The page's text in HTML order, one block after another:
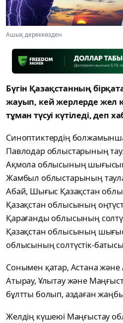
Ашық дереккөзден
Бүгін Қазақстанның
жауып, кей жерлерде жел
тұман түсуі күтіледі, деп
Синоптиктердің
Павлодар облыстарының
Ақмола облысының
Жамбыл облыстарының
Абай, Шығыс Қазақстан
Қазақстан облысының
Қарағанды облысының
Қазақстан облысының
облысының солтүстік-
Сонымен қатар, Астана
Атырау, Ұлытау және
бұлтты болып, аздаған
Желдің күшеюі Маңғыстау